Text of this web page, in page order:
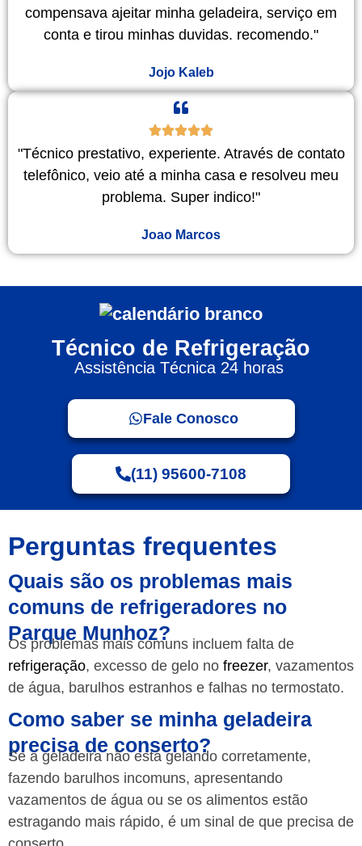
compensava ajeitar minha geladeira, serviço em
conta e tirou minhas duvidas. recomendo."
Jojo Kaleb
"Técnico prestativo, experiente. Através de contato
telefônico, veio até a minha casa e resolveu meu
problema. Super indico!"
Joao Marcos
Técnico de Refrigeração
Assistência Técnica 24 horas
Fale Conosco
(11) 95600-7108
Perguntas frequentes
Quais são os problemas mais
comuns de refrigeradores no
Parque Munhoz?
Os problemas mais comuns incluem falta de
refrigeração, excesso de gelo no freezer, vazamentos
de água, barulhos estranhos e falhas no termostato.
Como saber se minha geladeira
precisa de conserto?
Se a geladeira não está gelando corretamente,
fazendo barulhos incomuns, apresentando
vazamentos de água ou se os alimentos estão
estragando mais rápido, é um sinal de que precisa de